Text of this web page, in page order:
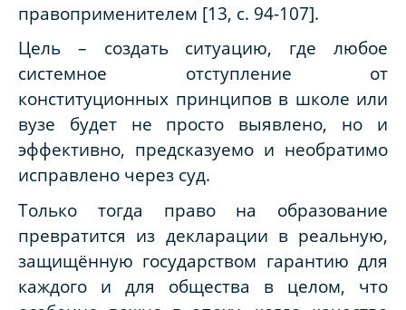
правоприменителем [13, с. 94-107].
Цель – создать ситуацию, где любое
системное отступление от
конституционных принципов в школе или
вузе будет не просто выявлено, но и
эффективно, предсказуемо и необратимо
исправлено через суд.
Только тогда право на образование
превратится из декларации в реальную,
защищённую государством гарантию для
каждого и для общества в целом, что